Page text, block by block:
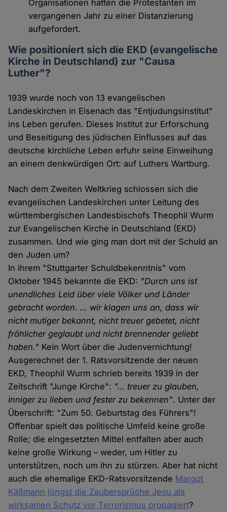
Organisationen hatten die Protestanten im
vergangenen Jahr zu einer Distanzierung
aufgefordert.
Wie positioniert sich die EKD (evangelische
Kirche in Deutschland) zur "Causa
Luther"?
1939 wurde noch von 13 evangelischen
Landeskirchen in Eisenach das "Entjudungsinstitut"
ins Leben gerufen. Dieses Institut zur Erforschung
und Beseitigung des jüdischen Einflusses auf das
deutsche kirchliche Leben erfuhr seine Einweihung
an einem denkwürdigen Ort: auf Luthers Wartburg.
Nach dem Zweiten Weltkrieg schlossen sich die
evangelischen Landeskirchen unter Leitung des
württembergischen Landesbischofs Theophil Wurm
zur Evangelischen Kirche in Deutschland (EKD)
zusammen. Und wie ging man dort mit der Schuld an
den Juden um?
In ihrem "Stuttgarter Schuldbekenntnis" vom
Oktober 1945 bekannte die EKD: "Durch uns ist
unendliches Leid über viele Völker und Länder
gebracht worden. … wir klagen uns an, dass wir
nicht mutiger bekannt, nicht treuer gebetet, nicht
fröhlicher geglaubt und nicht brennender geliebt
haben." Kein Wort über die Judenvernichtung!
Ausgerechnet der 1. Ratsvorsitzende der neuen
EKD, Theophil Wurm schrieb bereits 1939 in der
Zeitschrift "Junge Kirche": "… treuer zu glauben,
inniger zu lieben und fester zu bekennen". Unter der
Überschrift: "Zum 50. Geburtstag des Führers"!
Offenbar spielt das politische Umfeld keine große
Rolle; die eingesetzten Mittel entfalten aber auch
keine große Wirkung – weder, um Hitler zu
unterstützen, noch um ihn zu stürzen. Aber hat nicht
auch die ehemalige EKD-Ratsvorsitzende Margot
Käßmann jüngst die Zaubersprüche Jesu als
wirksamen Schutz vor Terrorismus propagiert?